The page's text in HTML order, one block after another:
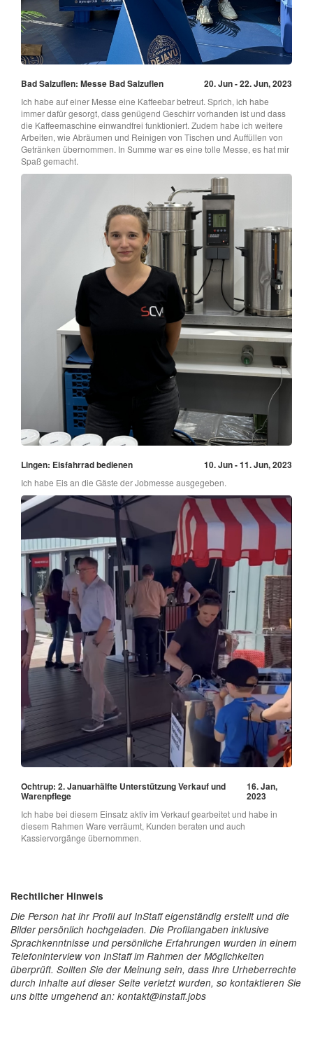
Bad Salzuflen: Messe Bad Salzuflen 20. Jun - 22. Jun, 2023
Ich habe auf einer Messe eine Kaffeebar betreut. Sprich, ich habe
immer dafür gesorgt, dass genügend Geschirr vorhanden ist und dass
die Kaffeemaschine einwandfrei funktioniert. Zudem habe ich weitere
Arbeiten, wie Abräumen und Reinigen von Tischen und Auffüllen von
Getränken übernommen. In Summe war es eine tolle Messe, es hat mir
Spaß gemacht.
Lingen: Eisfahrrad bedienen 10. Jun - 11. Jun, 2023
Ich habe Eis an die Gäste der Jobmesse ausgegeben.
Ochtrup: 2. Januarhälfte Unterstützung Verkauf und
Warenpflege
16. Jan,
2023
Ich habe bei diesem Einsatz aktiv im Verkauf gearbeitet und habe in
diesem Rahmen Ware verräumt, Kunden beraten und auch
Kassiervorgänge übernommen.
Rechtlicher Hinweis
Die Person hat ihr Profil auf InStaff eigenständig erstellt und die
Bilder persönlich hochgeladen. Die Profilangaben inklusive
Sprachkenntnisse und persönliche Erfahrungen wurden in einem
Telefoninterview von InStaff im Rahmen der Möglichkeiten
überprüft. Sollten Sie der Meinung sein, dass Ihre Urheberrechte
durch Inhalte auf dieser Seite verletzt wurden, so kontaktieren Sie
uns bitte umgehend an: kontakt@instaff.jobs